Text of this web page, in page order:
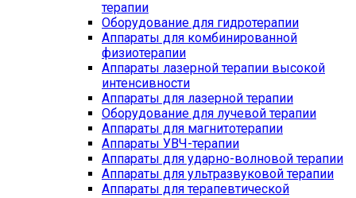
терапии
Оборудование для гидротерапии
Аппараты для комбинированной
физиотерапии
Аппараты лазерной терапии высокой
интенсивности
Аппараты для лазерной терапии
Оборудование для лучевой терапии
Аппараты для магнитотерапии
Аппараты УВЧ-терапии
Аппараты для ударно-волновой терапии
Аппараты для ультразвуковой терапии
Аппараты для терапевтической